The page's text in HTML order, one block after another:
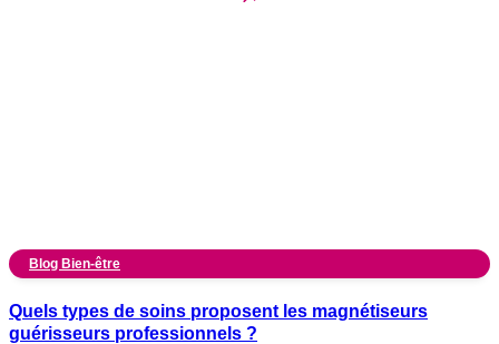
Blog Bien-être
Quels types de soins proposent les magnétiseurs
guérisseurs professionnels ?